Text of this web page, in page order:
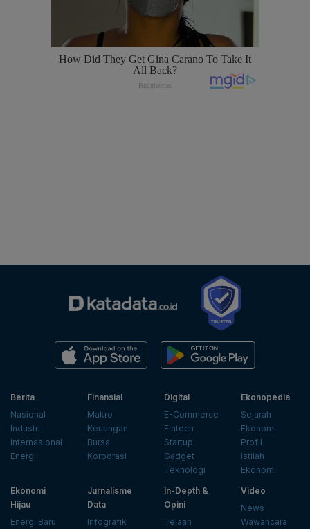
Berita
Nasional
Industri
Internasional
Energi
Finansial
Makro
Keuangan
Bursa
Korporasi
Digital
E-Commerce
Fintech
Startup
Gadget
Teknologi
Ekonopedia
Sejarah
Ekonomi
Profil
Istilah
Ekonomi
Ekonomi
Hijau
Energi Baru
Jurnalisme
Data
Infografik
In-Depth &
Opini
Telaah
Video
News
Wawancara